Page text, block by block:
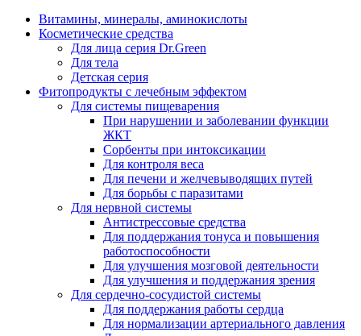
Витамины, минералы, аминокислоты
Косметические средства
Для лица серия Dr.Green
Для тела
Детская серия
Фитопродукты с лечебным эффектом
Для системы пищеварения
При нарушении и заболевании функции
ЖКТ
Сорбенты при интоксикации
Для контроля веса
Для печени и желчевыводящих путей
Для борьбы с паразитами
Для нервной системы
Антистрессовые средства
Для поддержания тонуса и повышения
работоспособности
Для улучшения мозговой деятельности
Для улучшения и поддержания зрения
Для сердечно-сосудистой системы
Для поддержания работы сердца
Для нормализации артериального давления